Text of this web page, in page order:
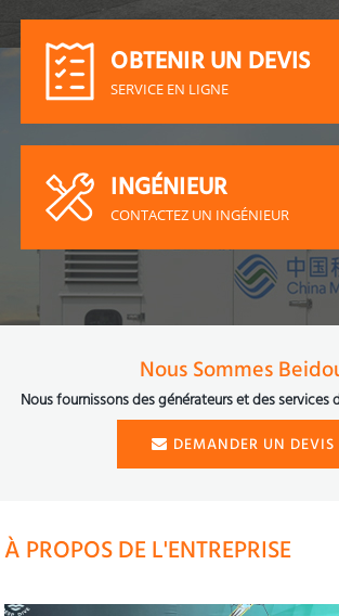
OBTENIR UN DEVIS
SERVICE EN LIGNE
SERVICE EN LIGNE
OBTENIR UN DEVIS
INGÉNIEUR
CONTACTEZ UN INGÉNIEUR
CONTACTEZ UN INGÉNIEUR
INGÉNIEUR
Nous Sommes
Nous fournissons des générateurs et des services
DEMANDER UN DEVIS
À PROPOS DE L'ENTREPRISE